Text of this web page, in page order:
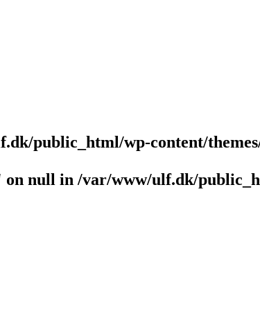
public_html/wp-content/
on null in /var/www/ulf.dk/